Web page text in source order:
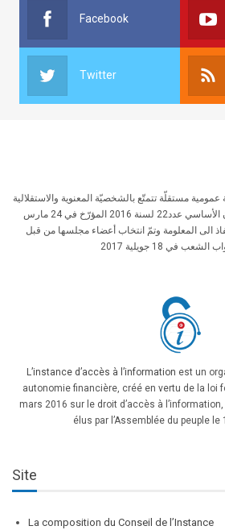
Facebook
Twitter
عمومية مستقلّة تتمتّع بالشخصيّة المعنوية والاستقلالية
المالية أحدثت بموجب القانون الأساسي عدد22 لسنة 2016 المؤرّخ في 24 مارس
الى المعلومة وتمّ انتخاب أعضاء مجلسها من قبل
في 18 جويلية 2017
L’instance d’accès à l’information est un
autonomie financière, créé en vertu de la loi
mars 2016 sur le droit d’accès à
élus par l’Assemblée du peuple le
Site
La composition du Conseil de l’Instance